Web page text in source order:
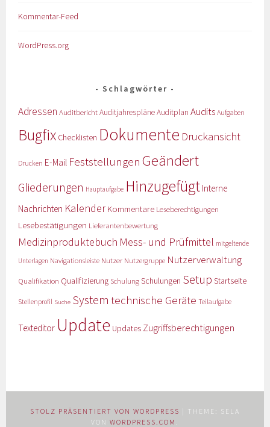
Kommentar-Feed
WordPress.org
Schlagwörter
Adressen AuditberichtAuditjahrespläneAuditplan Audits Aufgaben
Bugfix Checklisten Dokumente Druckansicht
Drucken E-Mail Feststellungen Geändert
Gliederungen Hauptaufgabe Hinzugefügt Interne
Nachrichten KalenderKommentare Leseberechtigungen
Lesebestätigungen Lieferantenbewertung
Medizinproduktebuch Mess- und Prüfmittel mitgeltende
Unterlagen Navigationsleiste Nutzer Nutzergruppe Nutzerverwaltung
Qualifikation Qualifizierung Schulung Schulungen Setup Startseite
Stellenprofil Suche System technische Geräte Teilaufgabe
Texteditor Update Updates Zugriffsberechtigungen
STOLZ PRÄSENTIERT VON WORDPRESS | THEME: SELA
VON WORDPRESS.COM